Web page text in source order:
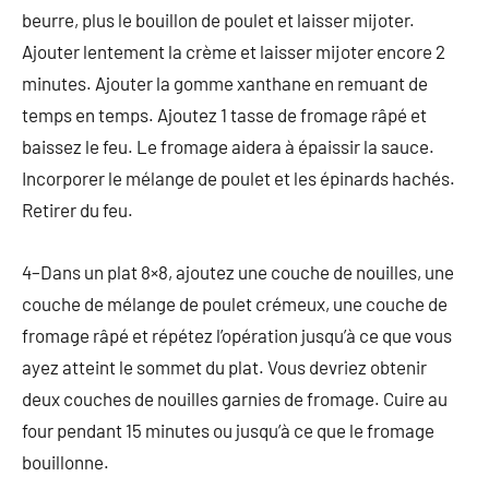
beurre, plus le bouillon de poulet et laisser mijoter.
Ajouter lentement la crème et laisser mijoter encore 2
minutes. Ajouter la gomme xanthane en remuant de
temps en temps. Ajoutez 1 tasse de fromage râpé et
baissez le feu. Le fromage aidera à épaissir la sauce.
Incorporer le mélange de poulet et les épinards hachés.
Retirer du feu.
4–Dans un plat 8×8, ajoutez une couche de nouilles, une
couche de mélange de poulet crémeux, une couche de
fromage râpé et répétez l’opération jusqu’à ce que vous
ayez atteint le sommet du plat. Vous devriez obtenir
deux couches de nouilles garnies de fromage. Cuire au
four pendant 15 minutes ou jusqu’à ce que le fromage
bouillonne.